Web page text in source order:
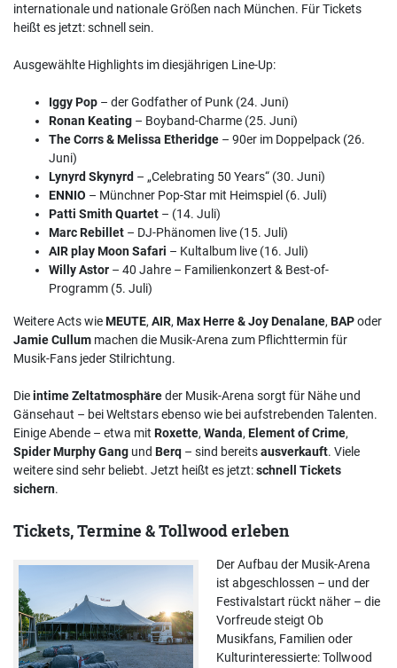
internationale und nationale Größen nach München. Für Tickets
heißt es jetzt: schnell sein.
Ausgewählte Highlights im diesjährigen Line-Up:
Iggy Pop – der Godfather of Punk (24. Juni)
Ronan Keating – Boyband-Charme (25. Juni)
The Corrs & Melissa Etheridge – 90er im Doppelpack (26.
Juni)
Lynyrd Skynyrd – „Celebrating 50 Years“ (30. Juni)
ENNIO – Münchner Pop-Star mit Heimspiel (6. Juli)
Patti Smith Quartet – (14. Juli)
Marc Rebillet – DJ-Phänomen live (15. Juli)
AIR play Moon Safari – Kultalbum live (16. Juli)
Willy Astor – 40 Jahre – Familienkonzert & Best-of-
Programm (5. Juli)
Weitere Acts wieMEUTE, AIR, Max Herre & Joy Denalane, BAPoder
Jamie Cullum machen die Musik-Arena zum Pflichttermin für
Musik-Fans jeder Stilrichtung.
Dieintime Zeltatmosphäreder Musik-Arena sorgt für Nähe und
Gänsehaut – bei Weltstars ebenso wie bei aufstrebenden Talenten.
Einige Abende – etwa mit Roxette, Wanda, Element of Crime,
Spider Murphy Gang und Berq – sind bereitsausverkauft. Viele
weitere sind sehr beliebt. Jetzt heißt es jetzt:schnell Tickets
sichern.
Tickets, Termine & Tollwood erleben
Der Aufbau der Musik-Arena
ist abgeschlossen – und der
Festivalstart rückt näher – die
Vorfreude steigt Ob
Musikfans, Familien oder
Kulturinteressierte: Tollwood